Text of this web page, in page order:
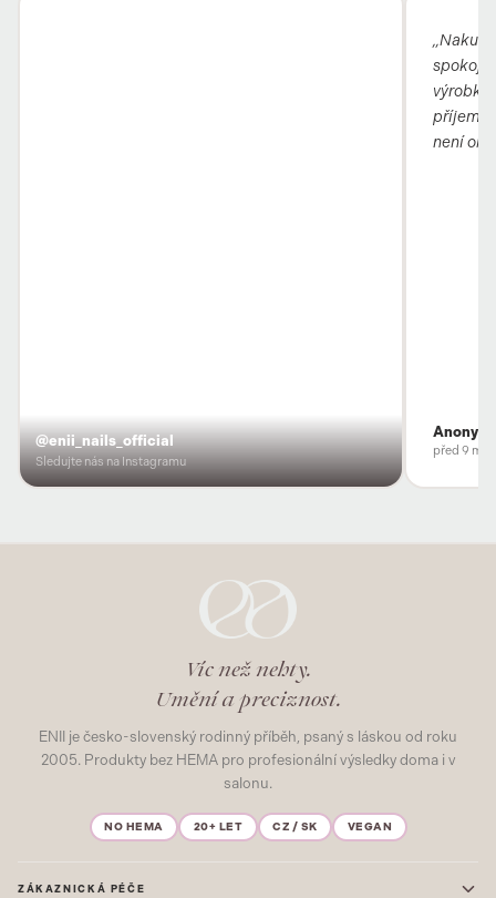
@enii_nails_official
Sledujte nás na Instagramu
výrobky
není
Anonym
před 9
Víc než nehty.
Umění a preciznost.
ENII je česko-slovenský rodinný příběh, psaný s láskou od roku
2005. Produkty bez HEMA pro profesionální výsledky doma i v
salonu.
NO HEMA 20+ LET CZ / SK VEGAN
ZÁKAZNICKÁ PÉČE